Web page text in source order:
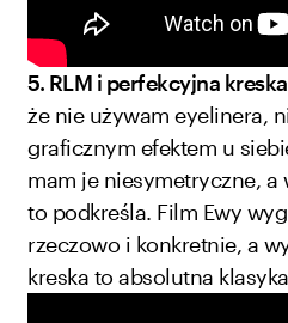
5. RLM i perfekcyjna kreska
że nie używam eyelinera,
graficznym efektem u
mam je niesymetryczne, a
to podkreśla. Film Ewy
rzeczowo i konkretnie, a
kreska to absolutna